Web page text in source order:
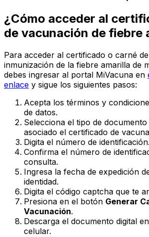
¿Cómo acceder al
de vacunación de fiebre
Para acceder al certificado o carné
inmunización de la fiebre amarilla de
debes ingresar al portal MiVacuna en
enlace y sigue los siguientes pasos:
Acepta los términos y
de datos.
Selecciona el tipo de
asociado el certificado de
Digita el número de identificación.
Confirma el número de
consulta.
Ingresa la fecha de expedición
identidad.
Digita el código captcha que te
Presiona en el botón Generar
Vacunación.
Descarga el documento digital
celular.